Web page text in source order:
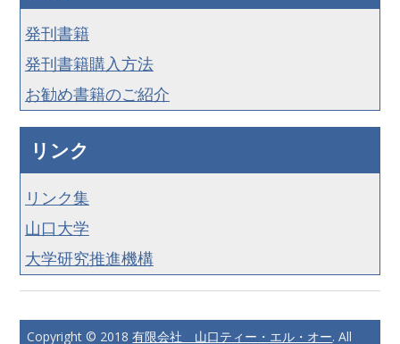
発刊書籍
発刊書籍購入方法
お勧め書籍のご紹介
リンク
リンク集
山口大学
大学研究推進機構
Copyright © 2018有限会社 山口ティー・エル・オー. All